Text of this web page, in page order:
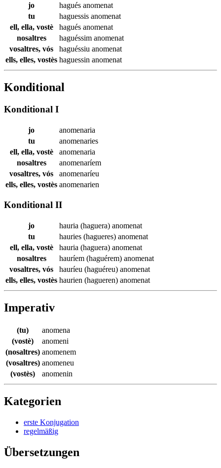
jo hagués anomenat
tu
haguessis anomenat
ell, ella, vostè
hagués anomenat
nosaltres
haguéssim anomenat
vosaltres, vós
haguéssiu anomenat
ells, elles, vostès haguessin anomenat
Konditional
Konditional I
jo
anomenaria
tu
anomenaries
ell, ella, vostè
anomenaria
nosaltres
anomenaríem
vosaltres, vós
anomenaríeu
ells, elles, vostès anomenarien
Konditional II
jo hauria (haguera) anomenat
tu
hauries (hagueres) anomenat
ell, ella, vostè
hauria (haguera) anomenat
nosaltres
hauríem (haguérem) anomenat
vosaltres, vós
hauríeu (haguéreu) anomenat
ells, elles, vostès haurien (hagueren) anomenat
Imperativ
(tu)
anomena
(vostè)
anomeni
(nosaltres) anomenem
(vosaltres) anomeneu
(vostès)
anomenin
Kategorien
erste Konjugation
regelmäßig
Übersetzungen